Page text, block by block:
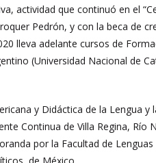
actividad que continuó en el
Pedrón, y con la beca de
lleva adelante cursos de
(Universidad Nacional de
y Didáctica de la Lengua
Continua de Villa Regina,
por la Facultad de